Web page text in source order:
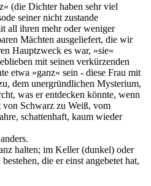
(die Dichter haben sehr viel
seiner nicht zustande
all ihren mehr oder weniger
Mächten ausgeliefert, die wir
Hauptzweck es war, »sie«
mit seinen verkürzenden
etwa »ganz« sein - diese Frau mit
dem unergründlichen Mysterium,
was er entdecken könnte, wenn
von Schwarz zu Weiß, vom
schattenhaft, kaum wieder
halten; im Keller (dunkel) oder
die er einst angebetet hat,